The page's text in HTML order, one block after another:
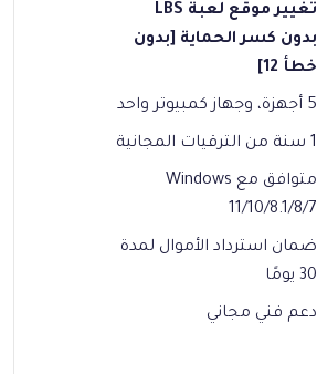
تغيير موقع لعبة LBS
بدون كسر الحماية [بدون
خطأ 12]
5 أجهزة، وجهاز كمبيوتر واحد
1 سنة من الترقيات المجانية
متوافق مع Windows
11/10/8.1/8/7
ضمان استرداد الأموال لمدة
30 يومًا
دعم فني مجاني